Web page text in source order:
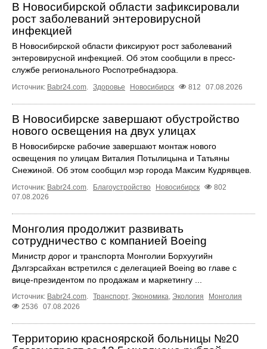
В Новосибирской области зафиксировали
рост заболеваний энтеровирусной
инфекцией
В Новосибирской области фиксируют рост заболеваний
энтеровирусной инфекцией. Об этом сообщили в пресс-
службе регионального Роспотребнадзора.
Источник: Babr24.com. Здоровье Новосибирск 812 07.08.2026
В Новосибирске завершают обустройство
нового освещения на двух улицах
В Новосибирске рабочие завершают монтаж нового
освещения по улицам Виталия Потылицына и Татьяны
Снежиной. Об этом сообщил мэр города Максим Кудрявцев.
Источник: Babr24.com. Благоустройство Новосибирск
802
07.08.2026
Монголия продолжит развивать
сотрудничество с компанией Boeing
Министр дорог и транспорта Монголии Борхуугийн
Дэлгэрсайхан встретился с делегацией Boeing во главе с
вице-президентом по продажам и маркетингу ...
Источник: Babr24.com. Транспорт, Экономика, Экология
Монголия
2536
07.08.2026
Территорию красноярской больницы №20